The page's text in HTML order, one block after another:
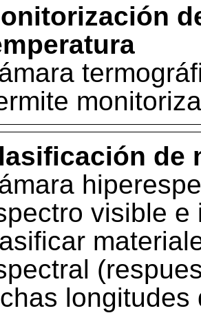
de
visible e
longitudes